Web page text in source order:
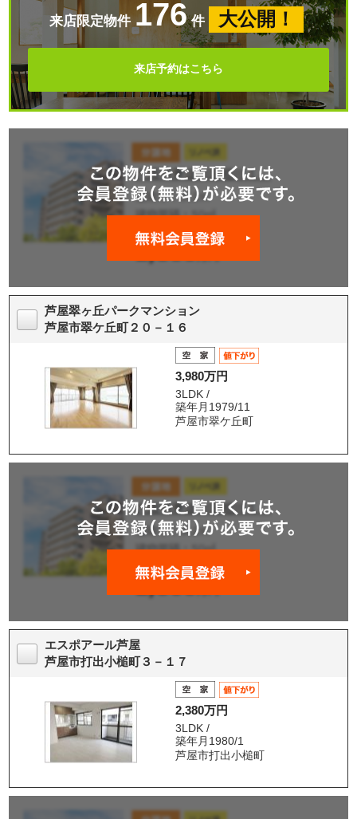
来店限定物件 176 件 大公開！
来店予約はこちら
芦屋翠ヶ丘パークマンション
芦屋市翠ケ丘町２０－１６
3,980万円
3LDK /
築年月1979/11
芦屋市翠ケ丘町
エスポアール芦屋
芦屋市打出小槌町３－１７
2,380万円
3LDK /
築年月1980/1
芦屋市打出小槌町